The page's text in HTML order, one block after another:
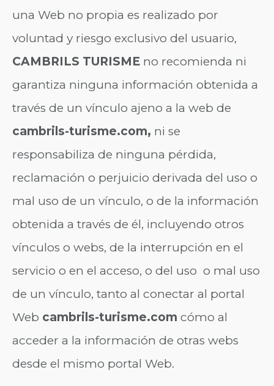
una Web no propia es realizado por
voluntad y riesgo exclusivo del usuario,
CAMBRILS TURISME no recomienda ni
garantiza ninguna información obtenida a
través de un vínculo ajeno a la web de
cambrils-turisme.com, ni se
responsabiliza de ninguna pérdida,
reclamación o perjuicio derivada del uso o
mal uso de un vínculo, o de la información
obtenida a través de él, incluyendo otros
vínculos o webs, de la interrupción en el
servicio o en el acceso, o del uso o mal uso
de un vínculo, tanto al conectar al portal
Web cambrils-turisme.com cómo al
acceder a la información de otras webs
desde el mismo portal Web.